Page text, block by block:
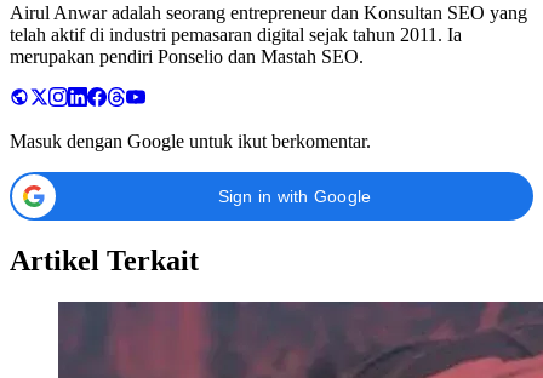
Airul Anwar adalah seorang entrepreneur dan Konsultan SEO yang
telah aktif di industri pemasaran digital sejak tahun 2011. Ia
merupakan pendiri Ponselio dan Mastah SEO.
Masuk dengan Google untuk ikut berkomentar.
Sign in with Google
Artikel Terkait